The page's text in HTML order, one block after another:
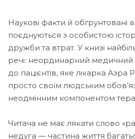
Наукові факти й обґрунтовані
поєднуються з особистою
дружби та втрат. У книзі
речі: неординарний медичний
до пацієнтів, яке лікарка Азра
просто своїм людським
неодмінним компонентом
Читача не має лякати слово
недуга — частина життя